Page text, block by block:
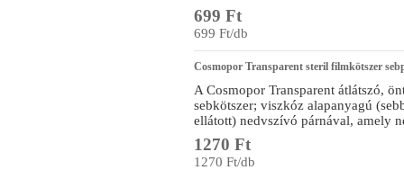
699 Ft
699 Ft/db
Cosmopor Transparent steril filmkötszer
A Cosmopor Transparent átlátszó,
sebkötszer; viszkóz alapanyagú
ellátott) nedvszívó párnával, amely
1270 Ft
1270 Ft/db